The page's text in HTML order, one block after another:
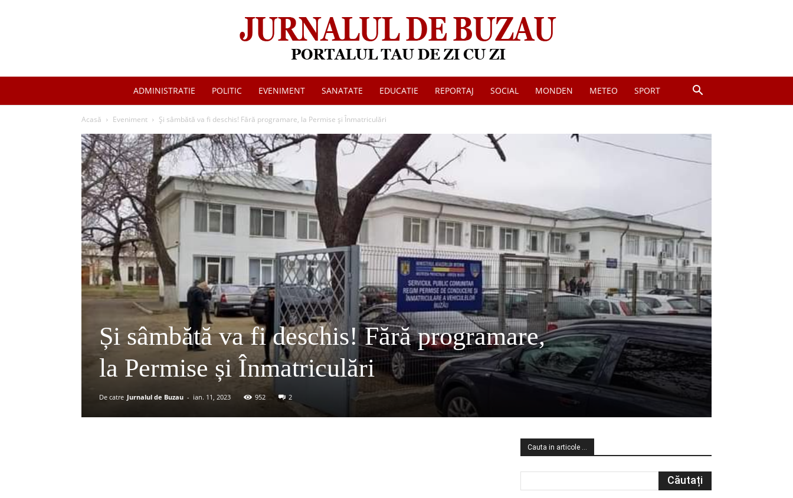
Jurnalul
de
Buzau
ADMINISTRATIE POLITIC EVENIMENT SANATATE EDUCATIE REPORTAJ SOCIAL MONDEN METEO SPORT
Acasă Eveniment Și sâmbătă va fi deschis! Fără programare, la Permise și Înmatriculări
Și sâmbătă va fi deschis! Fără programare,
la Permise și Înmatriculări
De catre Jurnalul de Buzau - ian. 11, 2023 952 2
Cauta in articole …